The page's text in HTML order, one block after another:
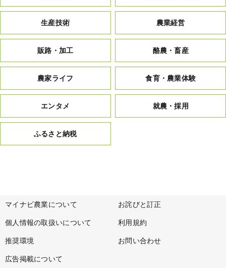
生産技術 農業経営
販路・加工 酪農・畜産
農家ライフ 食育・農業体験
エンタメ 就農・採用
ふるさと納税
マイナビ農業について お詫びと訂正
個人情報の取扱いについて 利用規約
推奨環境 お問い合わせ
広告掲載について